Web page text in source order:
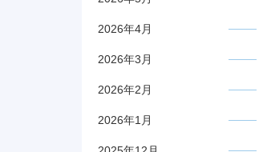
2026年4月
2026年3月
2026年2月
2026年1月